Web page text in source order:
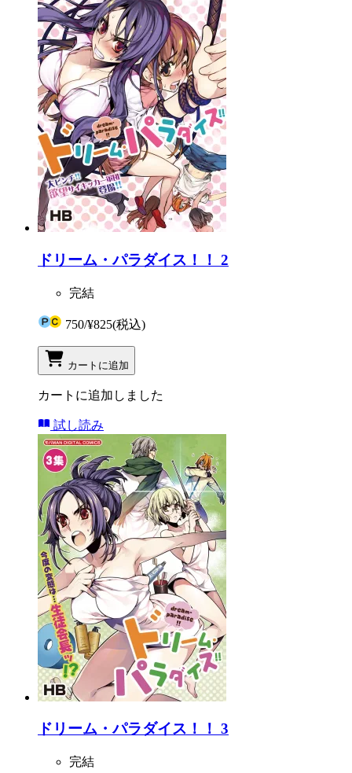
ドリーム・パラダイス！！ 2
完結
750/¥825(税込)
カートに追加
カートに追加しました
試し読み
ドリーム・パラダイス！！ 3
完結